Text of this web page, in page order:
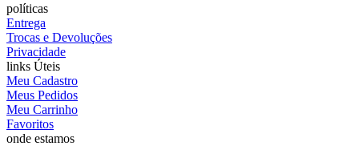
políticas
Entrega
Trocas e Devoluções
Privacidade
links Úteis
Meu Cadastro
Meus Pedidos
Meu Carrinho
Favoritos
onde estamos